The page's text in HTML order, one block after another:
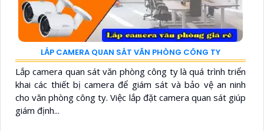
LẮP CAMERA QUAN SÁT VĂN PHÒNG CÔNG TY
Lắp camera quan sát văn phòng công ty là quá trình triển
khai các thiết bị camera để giám sát và bảo vệ an ninh
cho văn phòng công ty. Việc lắp đặt camera quan sát giúp
giám định...